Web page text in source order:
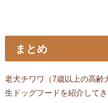
まとめ
老犬チワワ（7歳以上の高齢
生ドッグフードを紹介してき